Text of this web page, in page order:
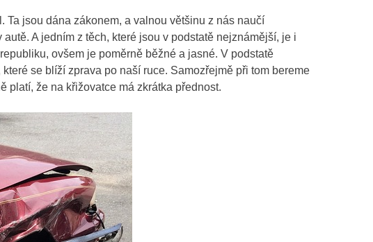
jsou dána zákonem, a valnou většinu z nás naučí
A jedním z těch, které jsou v podstatě nejznámější, je i
ovšem je poměrně běžné a jasné. V podstatě
se blíží zprava po naší ruce. Samozřejmě při tom bereme
platí, že na křižovatce má zkrátka přednost.